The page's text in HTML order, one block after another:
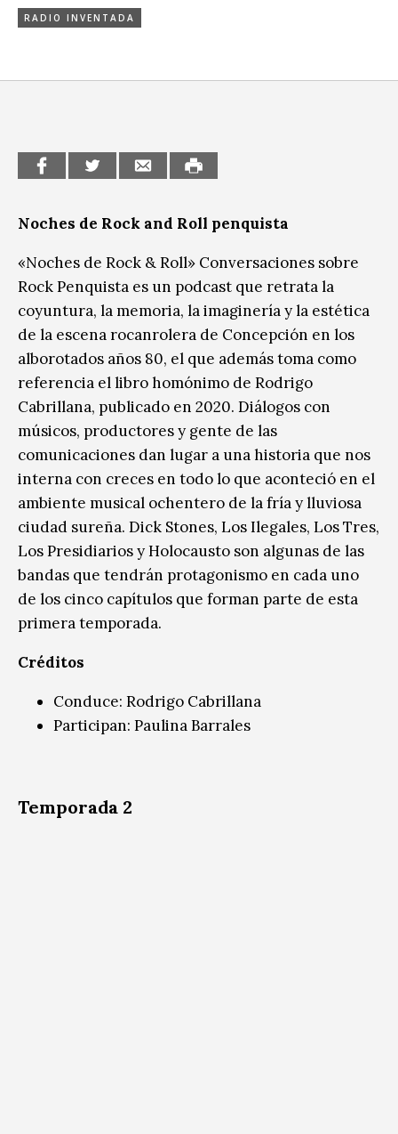
Sitios de interés
Escénicas
Música / Sonido
Patrimonio
Radio / Podcast
RADIO INVENTADA
Noches de Rock and Roll penquista
«Noches de Rock & Roll» Conversaciones sobre
Rock Penquista es un podcast que retrata la
coyuntura, la memoria, la imaginería y la estética
de la escena rocanrolera de Concepción en los
alborotados años 80, el que además toma como
referencia el libro homónimo de Rodrigo
Cabrillana, publicado en 2020. Diálogos con
músicos, productores y gente de las
comunicaciones dan lugar a una historia que nos
interna con creces en todo lo que aconteció en el
ambiente musical ochentero de la fría y lluviosa
ciudad sureña. Dick Stones, Los Ilegales, Los Tres,
Los Presidiarios y Holocausto son algunas de las
bandas que tendrán protagonismo en cada uno
de los cinco capítulos que forman parte de esta
primera temporada.
Créditos
Conduce: Rodrigo Cabrillana
Participan: Paulina Barrales
Temporada 2